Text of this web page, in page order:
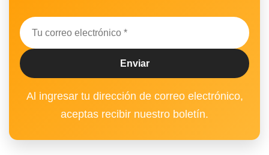
Al ingresar tu dirección de correo electrónico,
aceptas recibir nuestro boletín.